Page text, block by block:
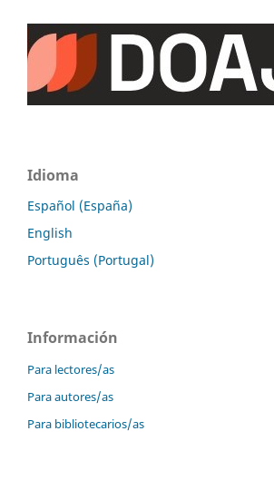
Idioma
Español (España)
English
Português (Portugal)
Información
Para lectores/as
Para autores/as
Para bibliotecarios/as